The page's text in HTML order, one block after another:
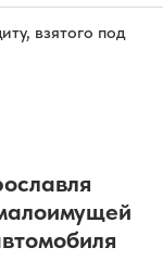
взятого под